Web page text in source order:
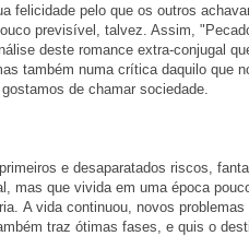
felicidade pelo que os outros
previsível, talvez. Assim,
deste romance extra-conjugal
também numa crítica daquilo que
de chamar sociedade.
e desaparatados riscos,
mas que vivida em uma época
A vida continuou, novos problemas
traz ótimas fases, e quis o